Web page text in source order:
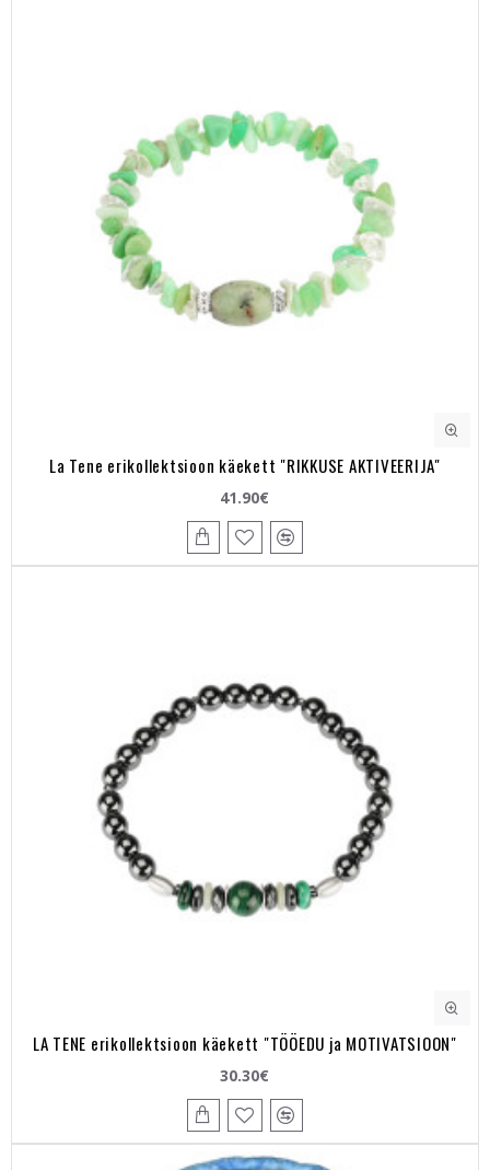
La Tene erikollektsioon käekett "RIKKUSE AKTIVEERIJA"
41.90€
LA TENE erikollektsioon käekett "TÖÖEDU ja MOTIVATSIOON"
30.30€